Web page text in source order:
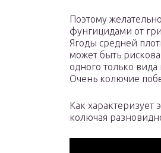
Поэтому
фунгицидами от
Ягоды средней
может быть
одного только вида
Очень колючие
Как характеризует
колючая